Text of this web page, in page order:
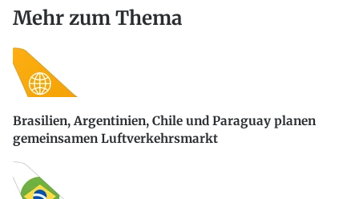
Mehr zum Thema
Brasilien, Argentinien, Chile und Paraguay planen
gemeinsamen Luftverkehrsmarkt